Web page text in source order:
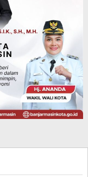
02SN
Diwakili